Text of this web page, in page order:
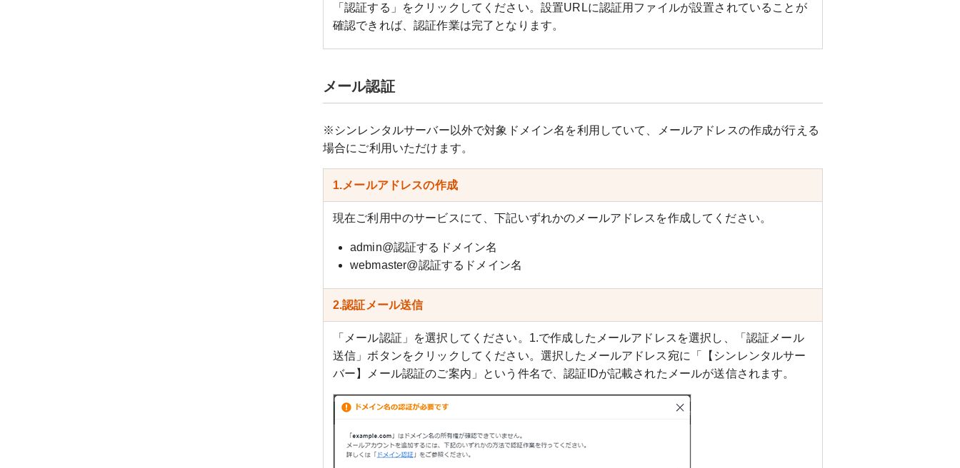
「認証する」をクリックしてください。設置URLに認証用ファイルが設置されていることが
確認できれば、認証作業は完了となります。
メール認証
※シンレンタルサーバー以外で対象ドメイン名を利用していて、メールアドレスの作成が行える
場合にご利用いただけます。
1.メールアドレスの作成
現在ご利用中のサービスにて、下記いずれかのメールアドレスを作成してください。
admin@認証するドメイン名
webmaster@認証するドメイン名
2.認証メール送信
「メール認証」を選択してください。1.で作成したメールアドレスを選択し、「認証メール
送信」ボタンをクリックしてください。選択したメールアドレス宛に「【シンレンタルサー
バー】メール認証のご案内」という件名で、認証IDが記載されたメールが送信されます。